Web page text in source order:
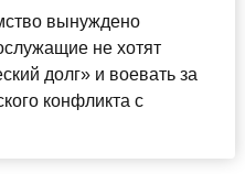
вынуждено
не хотят
долг» и воевать за
конфликта с